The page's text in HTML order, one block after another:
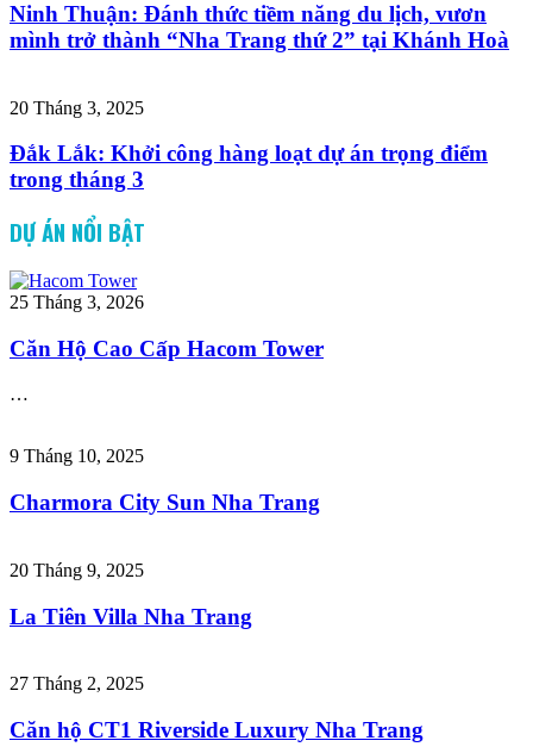
Ninh Thuận: Đánh thức tiềm năng du lịch, vươn
mình trở thành “Nha Trang thứ 2” tại Khánh Hoà
20 Tháng 3, 2025
Đắk Lắk: Khởi công hàng loạt dự án trọng điểm
trong tháng 3
DỰ ÁN NỔI BẬT
25 Tháng 3, 2026
Căn Hộ Cao Cấp Hacom Tower
…
9 Tháng 10, 2025
Charmora City Sun Nha Trang
20 Tháng 9, 2025
La Tiên Villa Nha Trang
27 Tháng 2, 2025
Căn hộ CT1 Riverside Luxury Nha Trang